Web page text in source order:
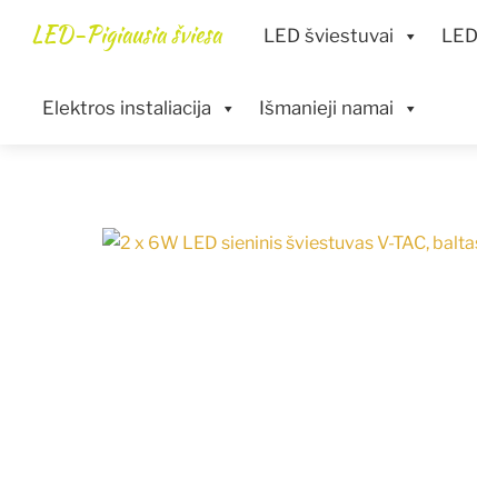
LED-Pigiausia šviesa LED šviestuvai
Elektros instaliacija Išmanieji namai